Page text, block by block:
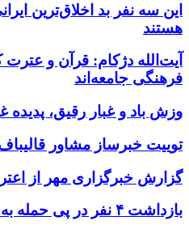
هستند
آیت‌الله دژکام: قرآن و
فرهنگی جامعه‌اند
وزش باد و غبار رقیق،
توییت خبرساز مشاور قالیباف
گزارش خبرگزاری مهر از
بازداشت ۴ نفر در پی حمله به فرمانداری فسا